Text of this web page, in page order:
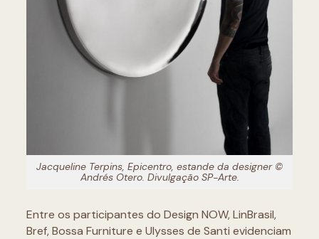
Jacqueline Terpins, Epicentro, estande da designer ©
Andrés Otero. Divulgação SP-Arte.
Entre os participantes do Design NOW, LinBrasil,
Bref, Bossa Furniture e Ulysses de Santi evidenciam